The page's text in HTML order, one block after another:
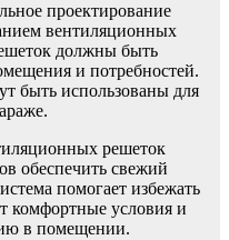
проектирование
вентиляционных
должны быть
и потребностей.
быть использованы для
решеток
обеспечить свежий
помогает избежать
комфортные условия и
в помещении.